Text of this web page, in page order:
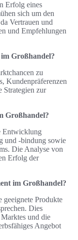
Erfolg eines
sich um den
Vertrauen und
und Empfehlungen
Großhandel?
zu
Kundenpräferenzen
Strategien zur
Großhandel?
Entwicklung
und -bindung sowie
Die Analyse von
Erfolg der
im Großhandel?
geeignete Produkte
Dies
und die
Angebot